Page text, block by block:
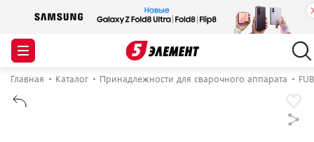
Главная Каталог Принадлежности для сварочного аппарата